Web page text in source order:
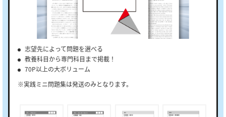
志望先によって問題を選べる
教養科目から専門科目まで掲載！
70P以上の大ボリューム
※実践ミニ問題集は発送のみとなります。